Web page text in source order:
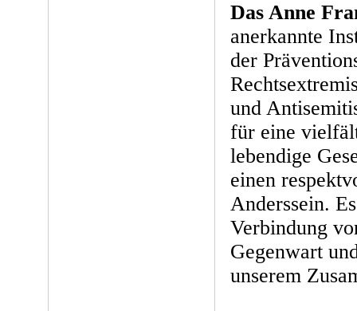
Das Anne
anerkannte
der
und
für eine
lebendige
einen
Anderssein.
Verbindung
Gegenwart
unserem